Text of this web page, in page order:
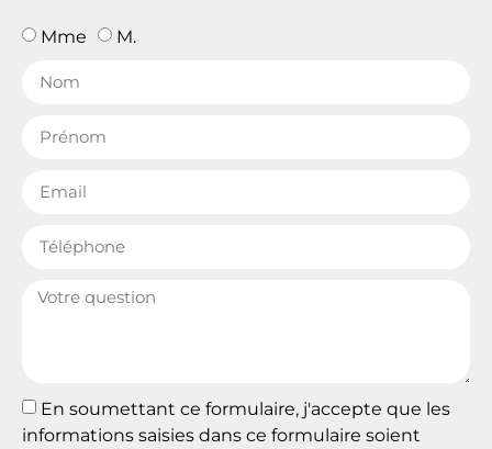
Mme M.
En soumettant ce formulaire, j'accepte que les
informations saisies dans ce formulaire soient